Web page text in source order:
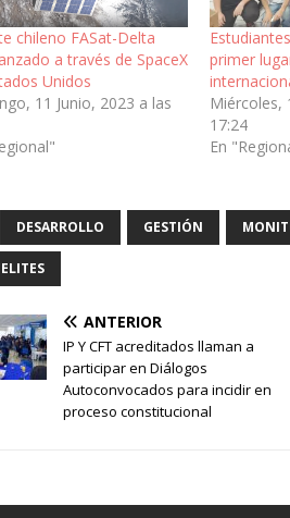
chileno FASat-Delta
a través de SpaceX
Unidos
11 Junio, 2023 a las
primer
Miércoles,
17:24
En
DESARROLLO GESTIÓN
ANTERIOR
IP Y CFT acreditados llaman a
participar en Diálogos
Autoconvocados para incidir en
proceso constitucional